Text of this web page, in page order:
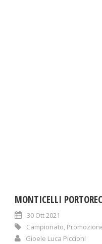
MONTICELLI
30 Ott 2021
Campionato,
Gioele Luca Piccioni